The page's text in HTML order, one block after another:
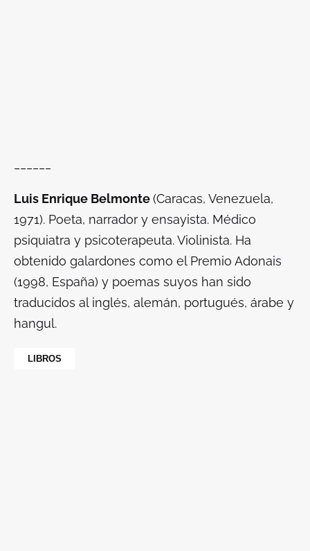
Luis Enrique Belmonte(Caracas, Venezuela,
1971). Poeta, narrador y ensayista. Médico
psiquiatra y psicoterapeuta. Violinista. Ha
obtenido galardones como el Premio Adonais
(1998, España) y poemas suyos han sido
traducidos al inglés, alemán, portugués, árabe y
hangul.
LIBROS